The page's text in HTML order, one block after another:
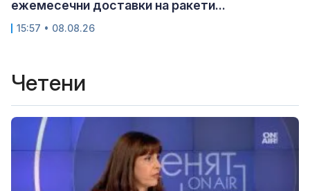
ежемесечни доставки на ракети...
15:57 • 08.08.26
Четени